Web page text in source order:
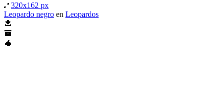
320x162 px
Leopardo negro en Leopardos